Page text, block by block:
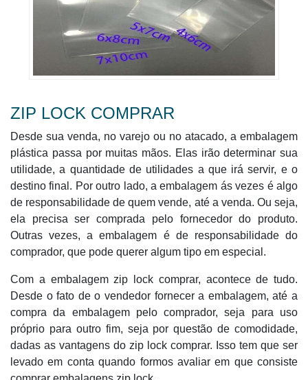
ZIP LOCK COMPRAR
Desde sua venda, no varejo ou no atacado, a embalagem
plástica passa por muitas mãos. Elas irão determinar sua
utilidade, a quantidade de utilidades a que irá servir, e o
destino final. Por outro lado, a embalagem ás vezes é algo
de responsabilidade de quem vende, até a venda. Ou seja,
ela precisa ser comprada pelo fornecedor do produto.
Outras vezes, a embalagem é de responsabilidade do
comprador, que pode querer algum tipo em especial.
Com a embalagem zip lock comprar, acontece de tudo.
Desde o fato de o vendedor fornecer a embalagem, até a
compra da embalagem pelo comprador, seja para uso
próprio para outro fim, seja por questão de comodidade,
dadas as vantagens do zip lock comprar. Isso tem que ser
levado em conta quando formos avaliar em que consiste